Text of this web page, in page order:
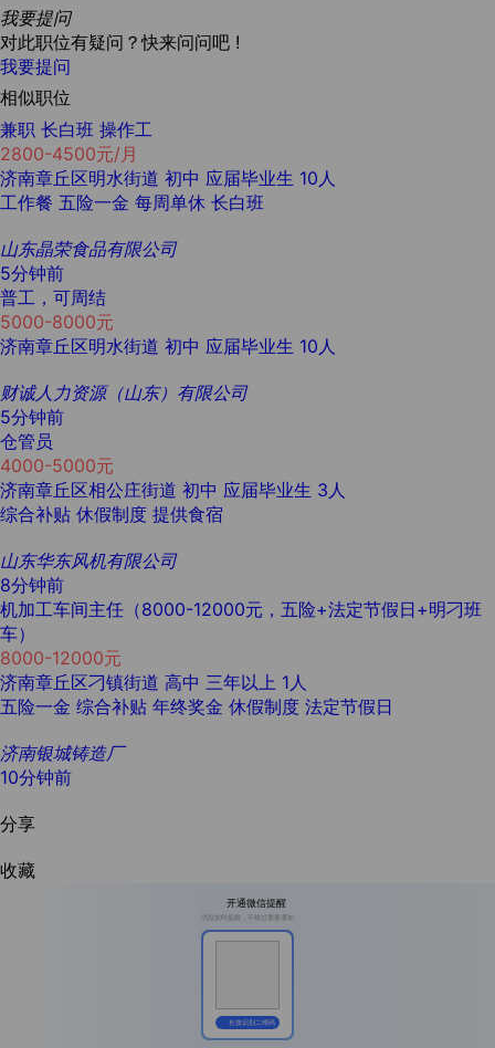
我要提问
对此职位有疑问？快来问问吧 !
我要提问
相似职位
兼职 长白班 操作工
2800-4500元/月
济南章丘区明水街道 初中 应届毕业生 10人
工作餐 五险一金 每周单休 长白班
山东晶荣食品有限公司
5分钟前
普工，可周结
5000-8000元
济南章丘区明水街道 初中 应届毕业生 10人
财诚人力资源（山东）有限公司
5分钟前
仓管员
4000-5000元
济南章丘区相公庄街道 初中 应届毕业生 3人
综合补贴 休假制度 提供食宿
山东华东风机有限公司
8分钟前
机加工车间主任（8000-12000元，五险+法定节假日+明刁班
车）
8000-12000元
济南章丘区刁镇街道 高中 三年以上 1人
五险一金 综合补贴 年终奖金 休假制度 法定节假日
济南银城铸造厂
10分钟前
分享
收藏
开通微信提醒
消息实时提醒，不错过重要通知
长按识别二维码